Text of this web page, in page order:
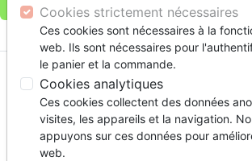
Cookies strictement nécessaires
Ces cookies sont nécessaires à la
web. Ils sont nécessaires pour
le panier et la commande.
Cookies analytiques
Ces cookies collectent des données
visites, les appareils et la navigation.
appuyons sur ces données pour
web.